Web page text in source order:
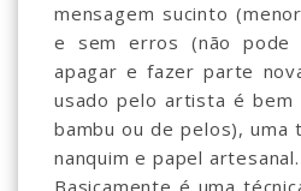
mensagem sucinto
e sem erros (não pode
apagar e fazer parte
usado pelo artista é bem
bambu ou de pelos), uma
nanquim e papel artesanal.
Basicamente é uma